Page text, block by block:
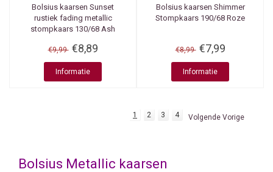
Bolsius kaarsen Sunset
rustiek fading metallic
stompkaars 130/68 Ash
€9,99 €8,89
Informatie
Bolsius kaarsen Shimmer
Stompkaars 190/68 Roze
€8,99 €7,99
Informatie
1 2 3 4 Volgende Vorige
Bolsius Metallic kaarsen